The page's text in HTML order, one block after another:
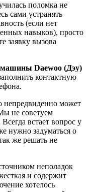
поломка не
сами устранять
(если нет
навыков), просто
заявку вызова
Daewoo (Дэу)
контактную
непредвиденно может
не советуем
встает вопрос у
нужно задуматься о
же решать не
неполадок
и содержит
хотелось